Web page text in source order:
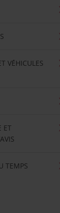
VÉHICULES
ET
TEMPS